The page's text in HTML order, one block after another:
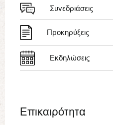
Συνεδριάσεις
Προκηρύξεις
Εκδηλώσεις
Επικαιρότητα